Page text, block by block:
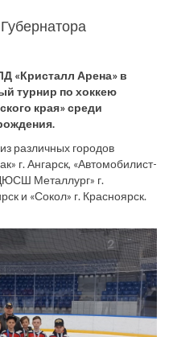
«Кристалл Арена» в
турнир по хоккею
края» среди
различных городов
г. Ангарск, «Автомобилист-
Металлург» г.
и «Сокол» г. Красноярск.